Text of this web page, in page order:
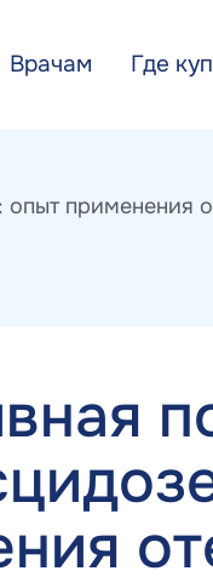
Врачам Где
применения